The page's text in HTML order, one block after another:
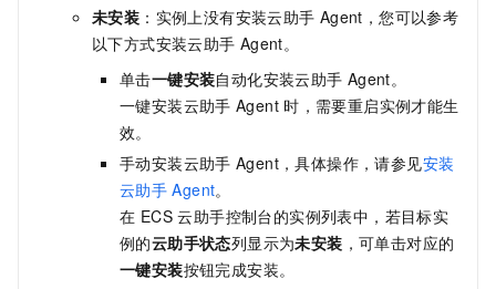
未安装 ：实例上没有安装云助手 Agent ，您可以参考
以下方式安装云助手 Agent。
单击一键安装自动化安装云助手 Agent。
一键安装云助手 Agent 时，需要重启实例才能生
效。
手动安装云助手 Agent ，具体操作，请参见安装
云助手 Agent。
在 ECS 云助手控制台的实例列表中，若目标实
例的云助手状态列显示为未安装 ，可单击对应的
一键安装按钮完成安装。